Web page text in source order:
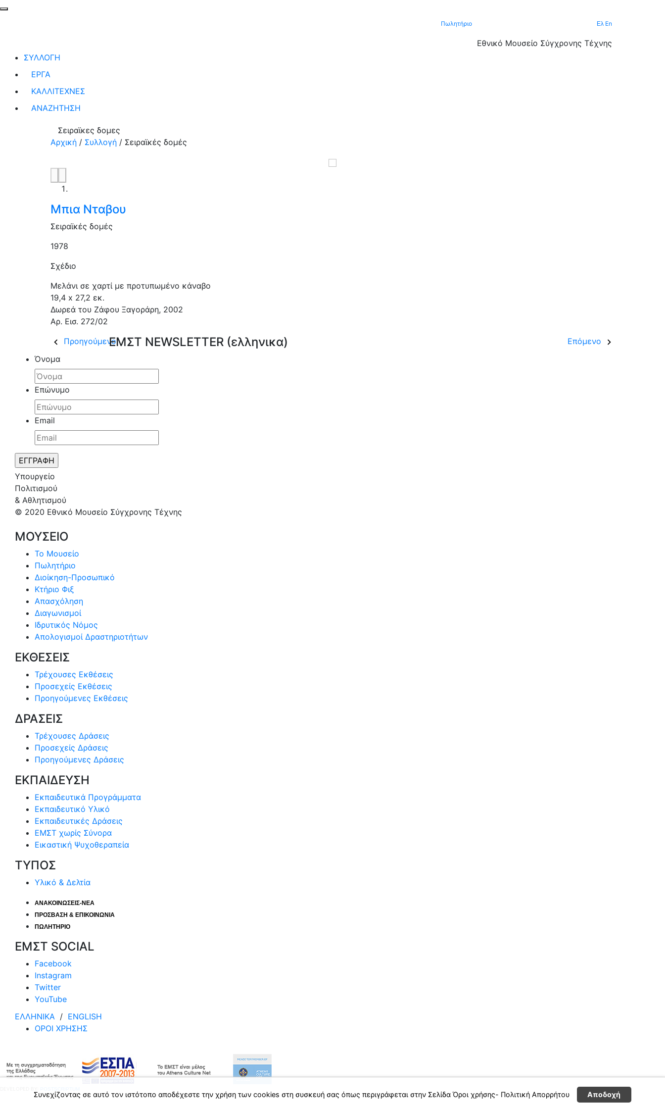
Πωλητήριο Ελ En
Εθνικό Μουσείο Σύγχρονης Τέχνης
ΣΥΛΛΟΓΗ
ΕΡΓΑ
ΚΑΛΛΙΤΕΧΝΕΣ
ΑΝΑΖΗΤΗΣΗ
Σειραϊκες δομες
Αρχική / Συλλογή / Σειραϊκές δομές
Μπια Νταβου
Σειραϊκές δομές
1978
Σχέδιο
Μελάνι σε χαρτί με προτυπωμένο κάναβο
19,4 x 27,2 εκ.
Δωρεά του Ζάφου Ξαγοράρη, 2002
Aρ. Εισ. 272/02
Προηγούμενο
Επόμενο
ΕΜΣΤ NEWSLETTER (ελληνικα)
Όνομα
Επώνυμο
Email
Υπουργείο
Πολιτισμού
& Αθλητισμού
© 2020 Εθνικό Μουσείο Σύγχρονης Τέχνης
ΜΟΥΣΕΙΟ
Το Μουσείο
Πωλητήριο
Διοίκηση-Προσωπικό
Κτήριο Φιξ
Απασχόληση
Διαγωνισμοί
Ιδρυτικός Νόμος
Απολογισμοί Δραστηριοτήτων
ΕΚΘΕΣΕΙΣ
Τρέχουσες Εκθέσεις
Προσεχείς Εκθέσεις
Προηγούμενες Εκθέσεις
ΔΡΑΣΕΙΣ
Τρέχουσες Δράσεις
Προσεχείς Δράσεις
Προηγούμενες Δράσεις
ΕΚΠΑΙΔΕΥΣΗ
Εκπαιδευτικά Προγράμματα
Εκπαιδευτικό Υλικό
Εκπαιδευτικές Δράσεις
ΕΜΣΤ χωρίς Σύνορα
Εικαστική Ψυχοθεραπεία
ΤΥΠΟΣ
Υλικό & Δελτία
ΑΝΑΚΟΙΝΩΣΕΙΣ-ΝΕΑ
ΠΡΟΣΒΑΣΗ & ΕΠΙΚΟΙΝΩΝΙΑ
ΠΩΛΗΤΗΡΙΟ
ΕΜΣΤ SOCIAL
Facebook
Instagram
Twitter
YouTube
ΕΛΛΗΝΙΚΑ / ΕΝGLISH
ΟΡΟΙ ΧΡΗΣΗΣ
Συνεχίζοντας σε αυτό τον ιστότοπο αποδέχεστε την χρήση των cookies στη συσκευή σας όπως περιγράφεται στην ΣελίδαΌροι χρήσης- Πολιτική Απορρήτου Αποδοχή